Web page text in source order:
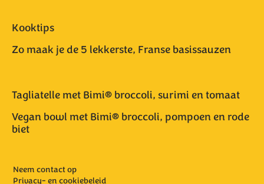
Kooktips
Zo maak je de 5 lekkerste, Franse basissauzen
Tagliatelle met Bimi® broccoli, surimi en tomaat
Vegan bowl met Bimi® broccoli, pompoen en rode
biet
Neem contact op
Privacy- en cookiebeleid